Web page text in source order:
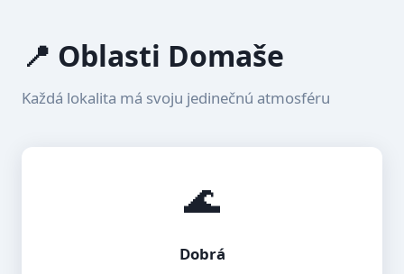
📍 Oblasti Domaše
Každá lokalita má svoju jedinečnú atmosféru
🌊
Dobrá